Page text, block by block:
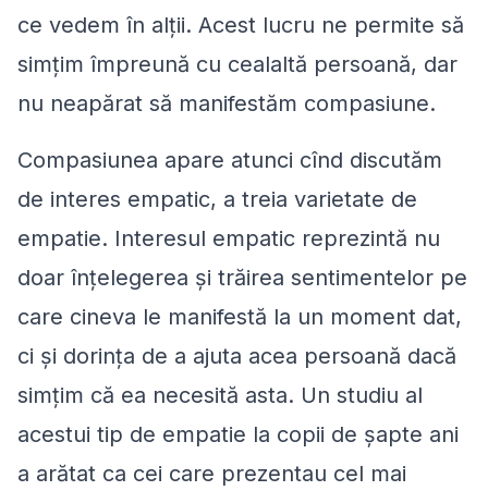
ce vedem în alții. Acest lucru ne permite să
simțim împreună cu cealaltă persoană, dar
nu neapărat să manifestăm compasiune.
Compasiunea apare atunci cînd discutăm
de interes empatic, a treia varietate de
empatie. Interesul empatic reprezintă nu
doar înțelegerea și trăirea sentimentelor pe
care cineva le manifestă la un moment dat,
ci și dorința de a ajuta acea persoană dacă
simțim că ea necesită asta. Un studiu al
acestui tip de empatie la copii de șapte ani
a arătat ca cei care prezentau cel mai